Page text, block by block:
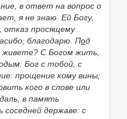
в ответ на вопрос о
я не знаю. Ей Богу,
отказ просящему
благодарю. Под
живете? С Богом жить,
Бог с тобой, с
прощение кому вины;
кого в слове или
в память
соседней державе: с